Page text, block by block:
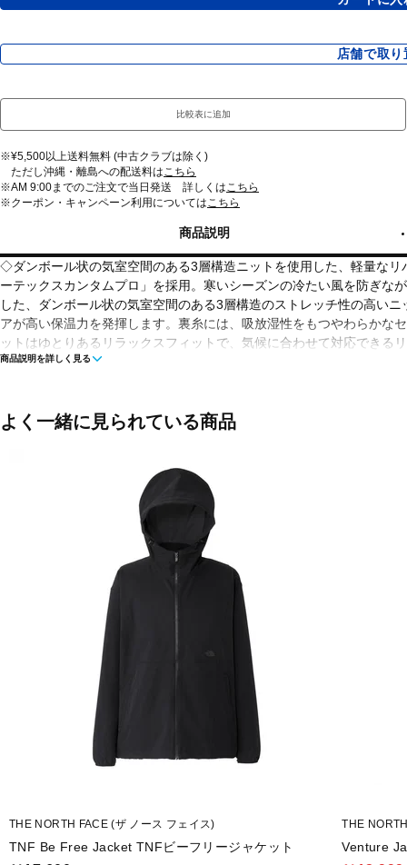
店舗で取り
比較表に追加
※¥5,500以上送料無料 (中古クラブは除く)
ただし沖縄・離島への配送料はこちら
※AM 9:00までのご注文で当日発送 詳しくはこちら
※クーポン・キャンペーン利用についてはこちら
商品説明
◇ダンボール状の気室空間のある3層構造ニットを使用した、軽量な
ーテックスカンタムプロ」を採用。寒いシーズンの冷たい風を防ぎな
した、ダンボール状の気室空間のある3層構造のストレッチ性の高い
アが高い保温力を発揮します。裏糸には、吸放湿性をもつやわらかな
ットはゆとりあるリラックスフィットで、気候に合わせて対応でき
で幅広く活用できます。UVプロテクト(UPF50+、紫外線カット率95％
セピア×ディープグリーン(TA：トープ×アルパイン)
■素材：、表側/PERTEX QUANTUM PRO 40D(ナイロン100％)、裏
■2025 Fall＆Winter モデル
※ブラウザやお使いのモニター環境により、掲載画像と実際の商品の
■メーカー型番：NT62580
商品説明を詳しく見る
よく一緒に見られている商品
THE NORTH FACE (ザ ノース フェイス)
TNF Be Free Jacket TNFビーフリージャケット
THE
Venture